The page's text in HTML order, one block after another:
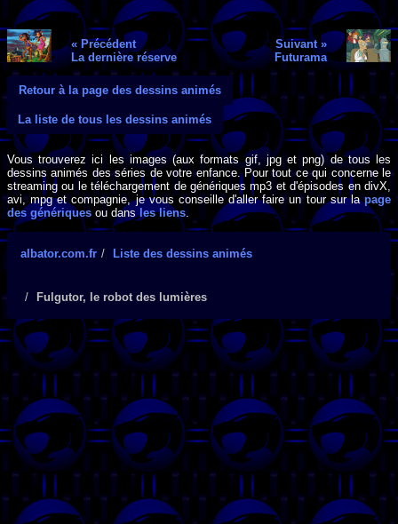
« Précédent
La dernière réserve
Suivant »
Futurama
Retour à la page des dessins animés
La liste de tous les dessins animés
Vous trouverez ici les images (aux formats gif, jpg et png) de tous les
dessins animés des séries de votre enfance. Pour tout ce qui concerne le
streaming ou le téléchargement de génériques mp3 et d'épisodes en divX,
avi, mpg et compagnie, je vous conseille d'aller faire un tour sur lapage
des génériques ou dansles liens.
albator.com.fr Liste des dessins animés
Fulgutor, le robot des lumières